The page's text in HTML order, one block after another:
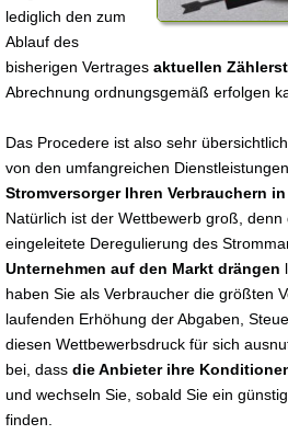
lediglich den zum
Ablauf des
bisherigen Vertrages aktuellen
Abrechnung ordnungsgemäß erfolgen
Das Procedere ist also sehr
von den umfangreichen
Stromversorger Ihren Verbrauchern
Natürlich ist der Wettbewerb groß,
eingeleitete Deregulierung des
Unternehmen auf den Markt drängen
haben Sie als Verbraucher die größten
laufenden Erhöhung der Abgaben,
diesen Wettbewerbsdruck für sich
bei, dass die Anbieter ihre
und wechseln Sie, sobald Sie ein
finden.